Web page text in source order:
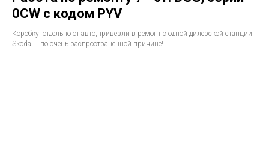
0CW с кодом PYV
Коробку, отдельно от авто,привезли в ремонт с одной дилерской станции
Skoda ... по очень распространенной причине!